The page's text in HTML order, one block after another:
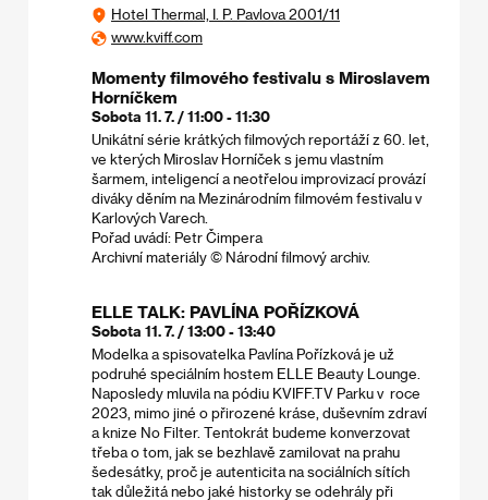
Hotel Thermal, I. P. Pavlova 2001/11
www.kviff.com
Momenty filmového festivalu s Miroslavem
Horníčkem
Sobota 11. 7. / 11:00 - 11:30
Unikátní série krátkých filmových reportáží z 60. let,
ve kterých Miroslav Horníček s jemu vlastním
šarmem, inteligencí a neotřelou improvizací provází
diváky děním na Mezinárodním filmovém festivalu v
Karlových Varech.
Pořad uvádí: Petr Čimpera
Archivní materiály © Národní filmový archiv.
ELLE TALK: PAVLÍNA POŘÍZKOVÁ
Sobota 11. 7. / 13:00 - 13:40
Modelka a spisovatelka Pavlína Pořízková je už
podruhé speciálním hostem ELLE Beauty Lounge.
Naposledy mluvila na pódiu KVIFF.TV Parku v roce
2023, mimo jiné o přirozené kráse, duševním zdraví
a knize No Filter. Tentokrát budeme konverzovat
třeba o tom, jak se bezhlavě zamilovat na prahu
šedesátky, proč je autenticita na sociálních sítích
tak důležitá nebo jaké historky se odehrály při